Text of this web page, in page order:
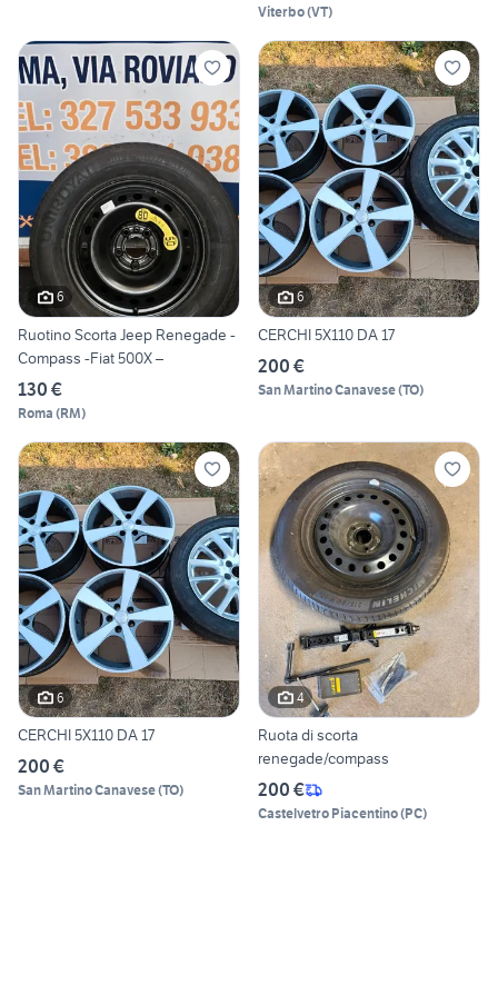
Viterbo(VT)
6
Ruotino Scorta Jeep Renegade -
Compass -Fiat 500X –
130 €
Roma (RM)
6
CERCHI 5X110 DA 17
200 €
San Martino Canavese(TO)
6
CERCHI 5X110 DA 17
200 €
San Martino Canavese(TO)
4
Ruota di scorta
renegade/compass
200 €
Castelvetro Piacentino(PC)